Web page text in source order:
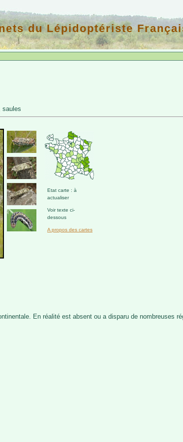
du Lépidoptériste
saules
Etat carte : à
actualiser
Voir texte ci-
dessous
A propos des cartes
En réalité est absent ou a disparu de nombreuses